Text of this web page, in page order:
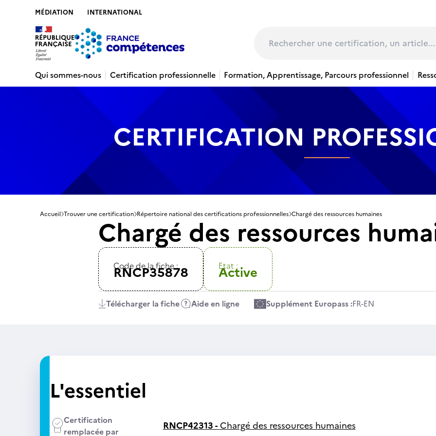
MÉDIATION INTERNATIONAL
Qui sommes-nous Certification professionnelle Formation, Apprentissage, Parcours professionnel
CERTIFICATION
Accueil Trouver une certification Répertoire national des certifications professionnelles Chargé des ressources humaines
Chargé des ressources
Code de la fiche :
RNCP35878 Etat :
Active
Télécharger la fiche Aide en ligne Supplément Europass :FR-EN
L'essentiel
Certification
remplacée par
RNCP42313 -Chargé des ressources humaines